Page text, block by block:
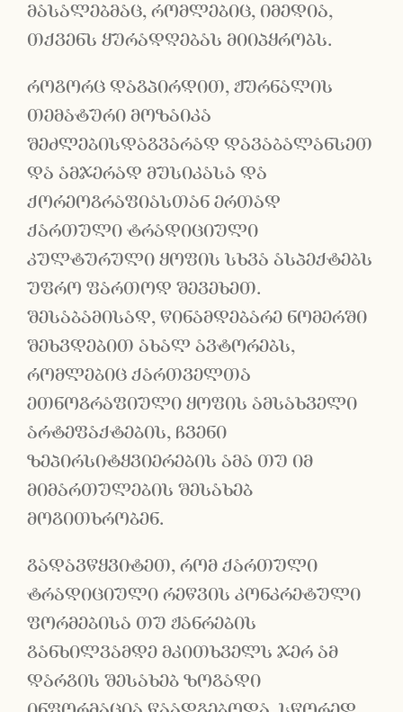
მასალებმაც, რომლებიც, იმედია,
თქვენს ყურადღებას მიიპყრობს.
როგორც დაგპირდით, ჟურნალის
თემატური მოზაიკა
შეძლებისდაგვარად დავაბალანსეთ
და ამჯერად მუსიკასა და
ქორეოგრაფიასთან ერთად
ქართული ტრადიციული
კულტურული ყოფის სხვა ასპექტებს
უფრო ფართოდ შევეხეთ.
შესაბამისად, წინამდებარე ნომერში
შეხვდებით ახალ ავტორებს,
რომლებიც ქართველთა
ეთნოგრაფიული ყოფის ამსახველი
არტეფაქტების, ჩვენი
ზეპირსიტყვიერების ამა თუ იმ
მიმართულების შესახებ
მოგითხრობენ.
გადავწყვიტეთ, რომ ქართული
ტრადიციული რეწვის კონკრეტული
ფორმებისა თუ ჟანრების
განხილვამდე მკითხველს ჯერ ამ
დარგის შესახებ ზოგადი